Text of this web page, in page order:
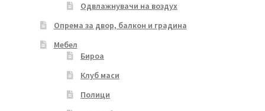
Одвлажнувачи на воздух
Опрема за двор, балкон и градина
Мебел
Бироа
Клуб маси
Полици